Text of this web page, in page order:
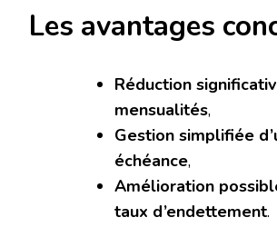
Les avantages
Réduction
mensualités,
Gestion simplifiée
échéance,
Amélioration
taux d’endettement.